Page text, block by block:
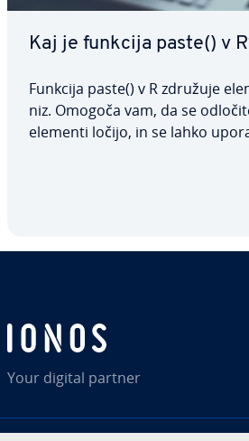
Kaj je funkcija paste() v
Funkcija paste() v R združuje
niz. Omogoča vam, da se
elementi ločijo, in se lahko
Your digital partner